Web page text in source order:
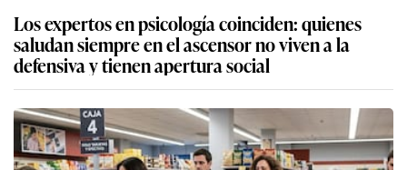
Los expertos en psicología coinciden: quienes
saludan siempre en el ascensor no viven a la
defensiva y tienen apertura social